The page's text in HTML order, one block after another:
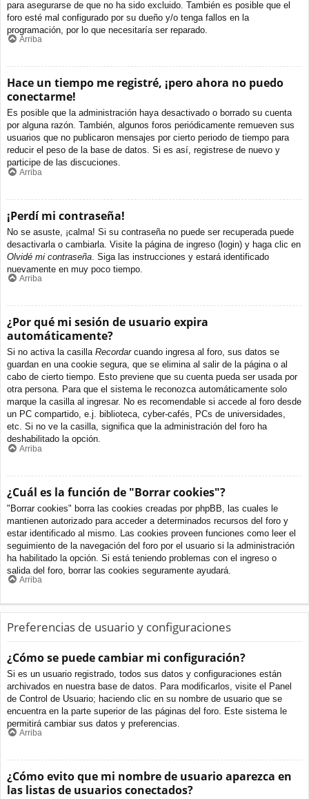
para asegurarse de que no ha sido excluido. También es posible que el
foro esté mal configurado por su dueño y/o tenga fallos en la
programación, por lo que necesitaría ser reparado.
Arriba
Hace un tiempo me registré, ¡pero ahora no puedo
conectarme!
Es posible que la administración haya desactivado o borrado su cuenta
por alguna razón. También, algunos foros periódicamente remueven sus
usuarios que no publicaron mensajes por cierto periodo de tiempo para
reducir el peso de la base de datos. Si es así, registrese de nuevo y
participe de las discuciones.
Arriba
¡Perdí mi contraseña!
No se asuste, ¡calma! Si su contraseña no puede ser recuperada puede
desactivarla o cambiarla. Visite la página de ingreso (login) y haga clic en
Olvidé mi contraseña . Siga las instrucciones y estará identificado
nuevamente en muy poco tiempo.
Arriba
¿Por qué mi sesión de usuario expira
automáticamente?
Si no activa la casilla Recordarcuando ingresa al foro, sus datos se
guardan en una cookie segura, que se elimina al salir de la página o al
cabo de cierto tiempo. Esto previene que su cuenta pueda ser usada por
otra persona. Para que el sistema le reconozca automáticamente solo
marque la casilla al ingresar. No es recomendable si accede al foro desde
un PC compartido, e.j. biblioteca, cyber-cafés, PCs de universidades,
etc. Si no ve la casilla, significa que la administración del foro ha
deshabilitado la opción.
Arriba
¿Cuál es la función de "Borrar cookies"?
"Borrar cookies" borra las cookies creadas por phpBB, las cuales le
mantienen autorizado para acceder a determinados recursos del foro y
estar identificado al mismo. Las cookies proveen funciones como leer el
seguimiento de la navegación del foro por el usuario si la administración
ha habilitado la opción. Si está teniendo problemas con el ingreso o
salida del foro, borrar las cookies seguramente ayudará.
Arriba
Preferencias de usuario y configuraciones
¿Cómo se puede cambiar mi configuración?
Si es un usuario registrado, todos sus datos y configuraciones están
archivados en nuestra base de datos. Para modificarlos, visite el Panel
de Control de Usuario; haciendo clic en su nombre de usuario que se
encuentra en la parte superior de las páginas del foro. Este sistema le
permitirá cambiar sus datos y preferencias.
Arriba
¿Cómo evito que mi nombre de usuario aparezca en
las listas de usuarios conectados?